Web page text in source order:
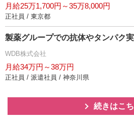
月給25万1,700円～35万8,000円
正社員 / 東京都
製薬グループでの抗体やタンパク
WDB株式会社
月給34万円～38万円
正社員 / 派遣社員 / 神奈川県
続きはこ